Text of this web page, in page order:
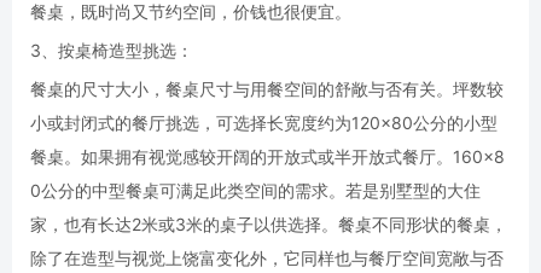
餐桌，既时尚又节约空间，价钱也很便宜。
3、按桌椅造型挑选：
餐桌的尺寸大小，餐桌尺寸与用餐空间的舒敞与否有关。坪数较
小或封闭式的餐厅挑选，可选择长宽度约为120×80公分的小型
餐桌。如果拥有视觉感较开阔的开放式或半开放式餐厅。160×8
0公分的中型餐桌可满足此类空间的需求。若是别墅型的大住
家，也有长达2米或3米的桌子以供选择。餐桌不同形状的餐桌，
除了在造型与视觉上饶富变化外，它同样也与餐厅空间宽敞与否